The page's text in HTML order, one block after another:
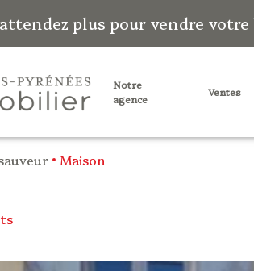
plus pour vendre votre
notre
agence
ventes
Maison